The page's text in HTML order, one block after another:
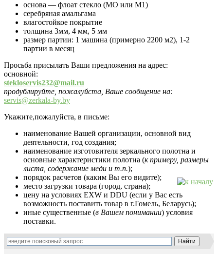
основа — флоат стекло (МО или М1)
серебряная амальгама
влагостойкое покрытие
толщина 3мм, 4 мм, 5 мм
размер партии: 1 машина (примерно 2200 м2), 1-2
партии в месяц
Просьба присылать Ваши предложения на адрес:
основной:
stekloservis232@mail.ru
продублируйте, пожалуйста, Ваше сообщение на:
servis@zerkala-by.by
Укажите,пожалуйста, в письме:
наименование Вашей организации, основной вид
деятельности, год создания;
наименование изготовителя зеркального полотна и
основные характеристики полотна (к примеру, размеры
листа, содержание меди и т.п.);
порядок расчетов (каким Вы его видите);
место загрузки товара (город, страна);
цену на условиях EXW и DDU (если у Вас есть
возможность поставить товар в г.Гомель, Беларусь);
иные существенные (в Вашем понимании) условия
поставки.